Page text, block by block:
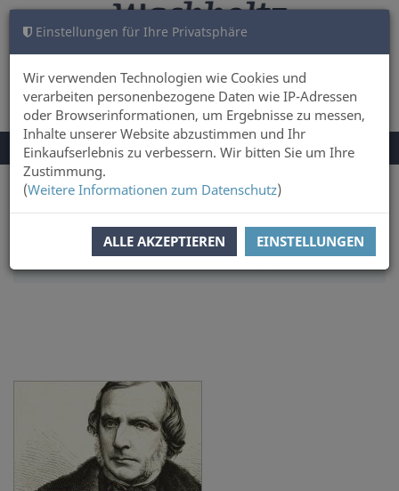
Einstellungen für Ihre Privatsphäre
Wir verwenden Technologien wie Cookies und
verarbeiten personenbezogene Daten wie IP-Adressen
oder Browserinformationen, um Ergebnisse zu messen,
Inhalte unserer Website abzustimmen und Ihr
Einkaufserlebnis zu verbessern. Wir bitten Sie um Ihre
Zustimmung.
(Weitere Informationen zum Datenschutz)
ALLE AKZEPTIEREN EINSTELLUNGEN
ANMELDEN WARENKORB 0
NAVIGATION
UMSCHALTEN
Menü
Sie sind hier: Geschichte & Kultur
SORTIERUNG:
PREIS